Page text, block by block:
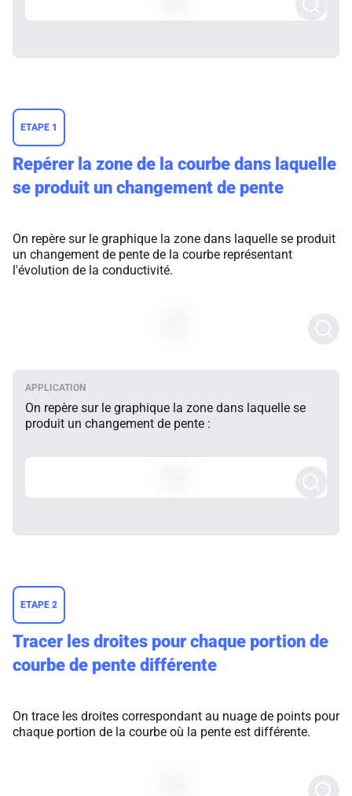
ETAPE 1
Repérer la zone de la courbe dans laquelle
se produit un changement de pente
On repère sur le graphique la zone dans laquelle se produit
un changement de pente de la courbe représentant
l'évolution de la conductivité.
On repère sur le graphique la zone dans laquelle se
produit un changement de pente :
ETAPE 2
Tracer les droites pour chaque portion de
courbe de pente différente
On trace les droites correspondant au nuage de points pour
chaque portion de la courbe où la pente est différente.